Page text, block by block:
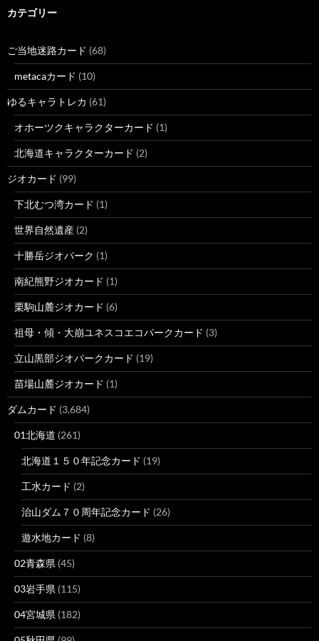
カテゴリー
ご当地迷路カード (68)
metacaカード (10)
ゆるキャラトレカ (61)
オホーツクキャラクターカード (1)
北海道キャラクターカード (2)
ジオカード (99)
下北むつ湾カード (1)
世界自然遺産 (2)
十勝岳ジオパーク (1)
南紀熊野ジオカード (1)
栗駒山麓ジオカード (6)
祖母・傾・大崩ユネスコエコパークカード (3)
立山黒部ジオパークカード (19)
苗場山麓ジオカード (1)
ダムカード (3,684)
01北海道 (261)
北海道１５０年記念カード (19)
工水カード (2)
治山ダム７０周年記念カード (26)
遊水地カード (8)
02青森県 (45)
03岩手県 (115)
04宮城県 (182)